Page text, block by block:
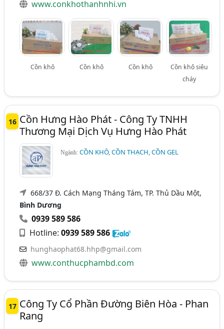
www.conkhothanhnhi.vn
Cồn khô Cồn khô Cồn khô
Cồn khô siêu
cháy
16 Cồn Hưng Hào Phát - Công Ty TNHH
Thương Mại Dịch Vụ Hưng Hào Phát
Ngành:CỒN KHÔ, CỒN THẠCH, CỒN GEL
668/37 Đ. Cách Mạng Tháng Tám, TP. Thủ Dầu Một,
Bình Dương
0939 589 586
Hotline:0939 589 586
hunghaophat68.hhp@gmail.com
www.conthucphambd.com
17 Công Ty Cổ Phần Đường Biên Hòa - Phan
Rang